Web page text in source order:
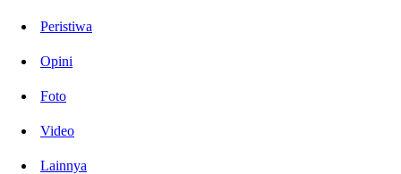
Peristiwa
Opini
Foto
Video
Lainnya